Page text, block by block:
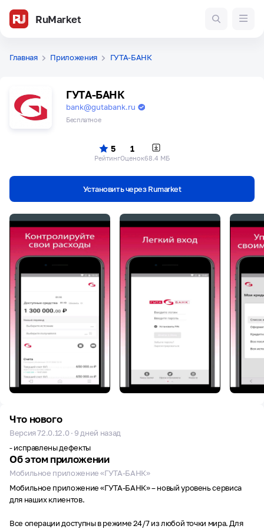
RuMarket
Главная Приложения ГУТА-БАНК
ГУТА-БАНК
bank@gutabank.ru
Бесплатное
5
Рейтинг
1
Оценок68.4 МБ
Установить через Rumarket
Что нового
Версия 72.0.12.0 · 9 дней назад
- исправлены дефекты
Об этом приложении
Мобильное приложение «ГУТА-БАНК»
Мобильное приложение «ГУТА-БАНК» – новый уровень сервиса
для наших клиентов.
Все операции доступны в режиме 24/7 из любой точки мира. Для